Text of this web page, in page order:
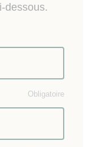
dessous.
Obligatoire